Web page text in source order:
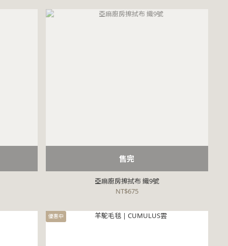
售完
亞麻廚房擦拭布 織9號
NT$675
優惠中